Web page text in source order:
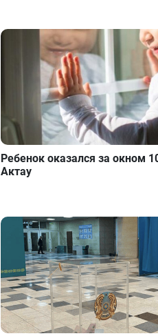
Ребенок оказался за окном
Актау